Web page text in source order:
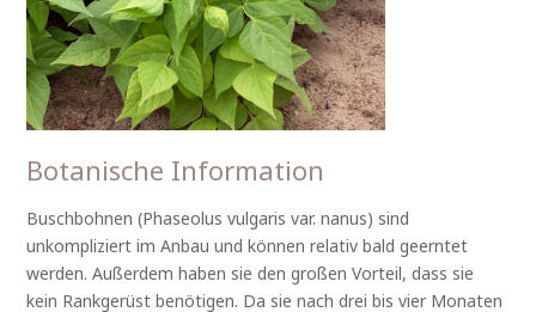
Botanische Information
Buschbohnen (Phaseolus vulgaris var. nanus) sind
unkompliziert im Anbau und können relativ bald geerntet
werden. Außerdem haben sie den großen Vorteil, dass sie
kein Rankgerüst benötigen. Da sie nach drei bis vier Monaten